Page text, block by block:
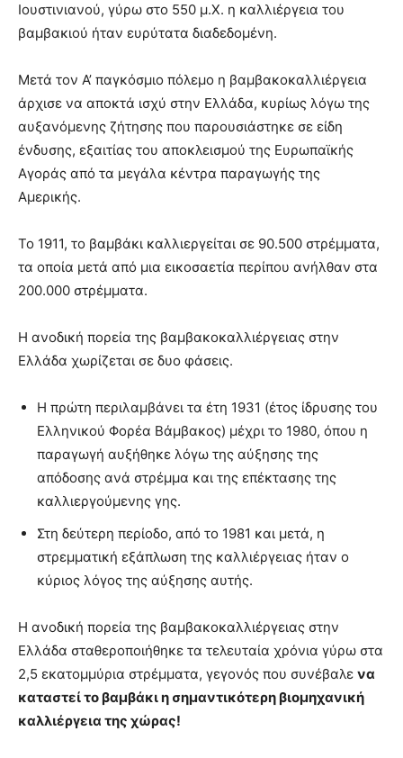
τελευταία
νέα
ελληνικό
Ιουστινιανού, γύρω στο 550 μ.Χ. η καλλιέργεια του
βαμβακιού ήταν ευρύτατα διαδεδομένη.
Μετά τον Α’ παγκόσμιο πόλεμο η βαμβακοκαλλιέργεια
άρχισε να αποκτά ισχύ στην Ελλάδα, κυρίως λόγω της
αυξανόμενης ζήτησης που παρουσιάστηκε σε είδη
ένδυσης, εξαιτίας του αποκλεισμού της Ευρωπαϊκής
Αγοράς από τα μεγάλα κέντρα παραγωγής της
Αμερικής.
Το 1911, το βαμβάκι καλλιεργείται σε 90.500 στρέμματα,
τα οποία μετά από μια εικοσαετία περίπου ανήλθαν στα
200.000 στρέμματα.
Η ανοδική πορεία της βαμβακοκαλλιέργειας στην
Ελλάδα χωρίζεται σε δυο φάσεις.
Η πρώτη περιλαμβάνει τα έτη 1931 (έτος ίδρυσης του
Ελληνικού Φορέα Βάμβακος) μέχρι το 1980, όπου η
παραγωγή αυξήθηκε λόγω της αύξησης της
απόδοσης ανά στρέμμα και της επέκτασης της
καλλιεργούμενης γης.
Στη δεύτερη περίοδο, από το 1981 και μετά, η
στρεμματική εξάπλωση της καλλιέργειας ήταν ο
κύριος λόγος της αύξησης αυτής.
Η ανοδική πορεία της βαμβακοκαλλιέργειας στην
Ελλάδα σταθεροποιήθηκε τα τελευταία χρόνια γύρω στα
2,5 εκατομμύρια στρέμματα, γεγονός που συνέβαλε να
καταστεί τοβαμβάκι η σημαντικότερη βιομηχανική
καλλιέργεια της χώρας!